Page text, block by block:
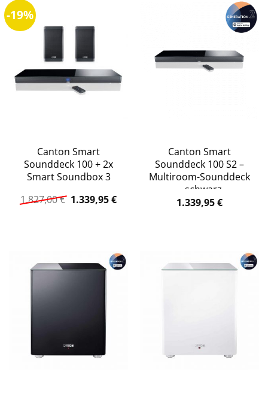
-19%
Canton Smart
Sounddeck 100 + 2x
Smart Soundbox 3
1.827,00€ Ursprünglicher
1.339,95€Aktueller
Canton Smart
Sounddeck 100 S2 –
Multiroom-Sounddeck
– schwarz
1.339,95€